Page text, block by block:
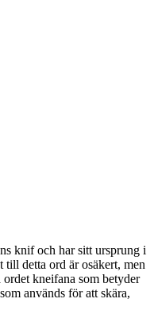
knif och har sitt ursprung i
detta ord är osäkert, men
ordet kneifana som betyder
används för att skära,